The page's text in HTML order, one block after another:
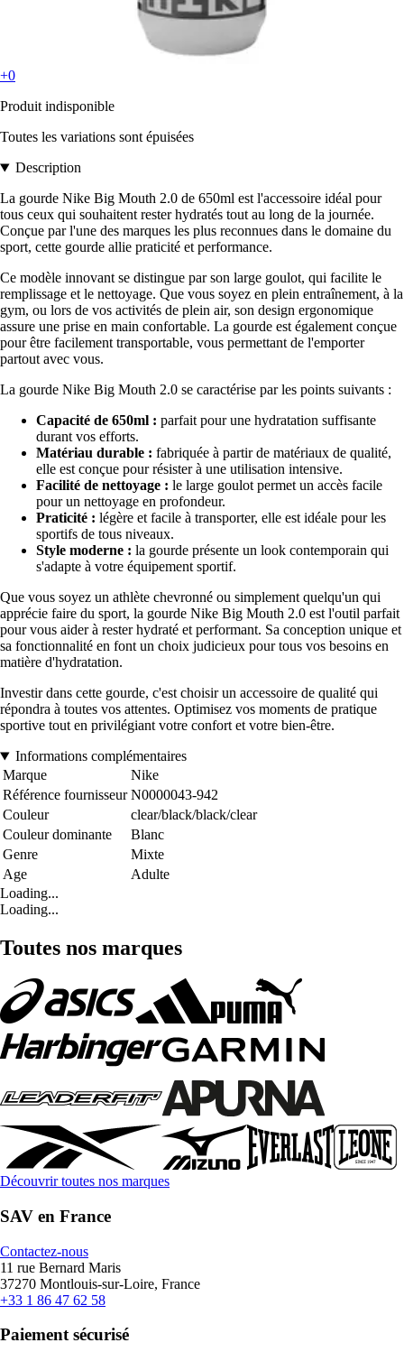
+0
Produit indisponible
Toutes les variations sont épuisées
Description
La gourde Nike Big Mouth 2.0 de 650ml est l'accessoire idéal pour
tous ceux qui souhaitent rester hydratés tout au long de la journée.
Conçue par l'une des marques les plus reconnues dans le domaine du
sport, cette gourde allie praticité et performance.
Ce modèle innovant se distingue par son large goulot, qui facilite le
remplissage et le nettoyage. Que vous soyez en plein entraînement, à la
gym, ou lors de vos activités de plein air, son design ergonomique
assure une prise en main confortable. La gourde est également conçue
pour être facilement transportable, vous permettant de l'emporter
partout avec vous.
La gourde Nike Big Mouth 2.0 se caractérise par les points suivants :
Capacité de 650ml : parfait pour une hydratation suffisante
durant vos efforts.
Matériau durable : fabriquée à partir de matériaux de qualité,
elle est conçue pour résister à une utilisation intensive.
Facilité de nettoyage : le large goulot permet un accès facile
pour un nettoyage en profondeur.
Praticité : légère et facile à transporter, elle est idéale pour les
sportifs de tous niveaux.
Style moderne : la gourde présente un look contemporain qui
s'adapte à votre équipement sportif.
Que vous soyez un athlète chevronné ou simplement quelqu'un qui
apprécie faire du sport, la gourde Nike Big Mouth 2.0 est l'outil parfait
pour vous aider à rester hydraté et performant. Sa conception unique et
sa fonctionnalité en font un choix judicieux pour tous vos besoins en
matière d'hydratation.
Investir dans cette gourde, c'est choisir un accessoire de qualité qui
répondra à toutes vos attentes. Optimisez vos moments de pratique
sportive tout en privilégiant votre confort et votre bien-être.
Informations complémentaires
Marque
Nike
Référence fournisseur N0000043-942
Couleur
clear/black/black/clear
Couleur dominante
Blanc
Genre
Mixte
Age
Adulte
Loading...
Loading...
Toutes nos marques
Découvrir toutes nos marques
SAV en France
Contactez-nous
11 rue Bernard Maris
37270 Montlouis-sur-Loire, France
+33 1 86 47 62 58
Paiement sécurisé